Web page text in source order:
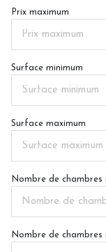
Prix maximum
Surface minimum
Surface maximum
Nombre de chambres
Nombre de chambres